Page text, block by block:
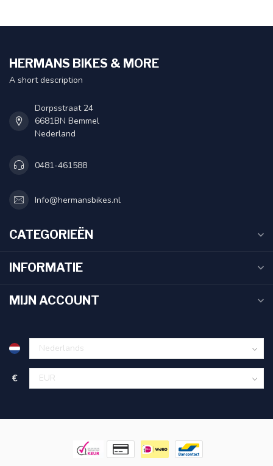
HERMANS BIKES & MORE
A short description
Dorpsstraat 24
6681BN Bemmel
Nederland
0481-461588
Info@hermansbikes.nl
CATEGORIEËN
INFORMATIE
MIJN ACCOUNT
€